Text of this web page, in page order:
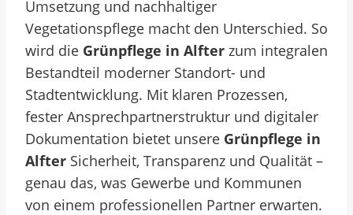
Umsetzung und nachhaltiger
Vegetationspflege macht den Unterschied. So
wird die Grünpflege in Alfter zum integralen
Bestandteil moderner Standort- und
Stadtentwicklung. Mit klaren Prozessen,
fester Ansprechpartnerstruktur und digitaler
Dokumentation bietet unsere Grünpflege in
Alfter Sicherheit, Transparenz und Qualität –
genau das, was Gewerbe und Kommunen
von einem professionellen Partner erwarten.